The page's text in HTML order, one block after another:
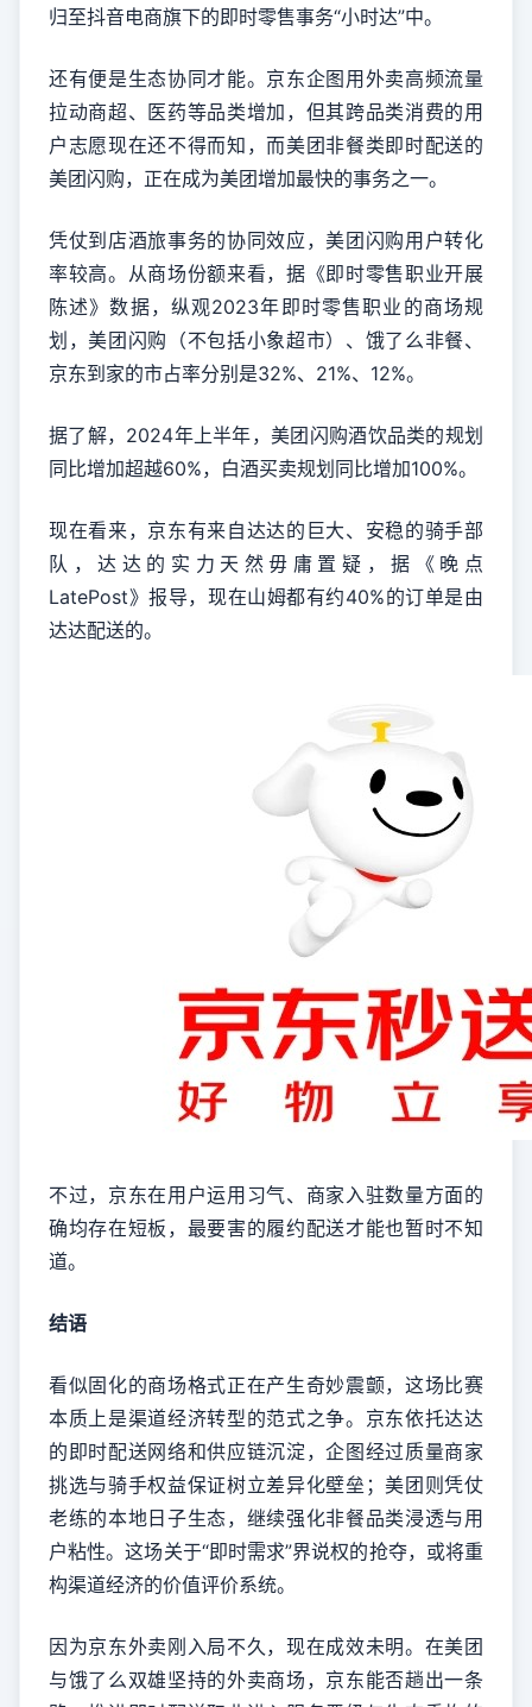
归至抖音电商旗下的即时零售事务“小时达”中。
还有便是生态协同才能。京东企图用外卖高频流量
拉动商超、医药等品类增加，但其跨品类消费的用
户志愿现在还不得而知，而美团非餐类即时配送的
美团闪购，正在成为美团增加最快的事务之一。
凭仗到店酒旅事务的协同效应，美团闪购用户转化
率较高。从商场份额来看，据《即时零售职业开展
陈述》数据，纵观2023年即时零售职业的商场规
划，美团闪购（不包括小象超市）、饿了么非餐、
京东到家的市占率分别是32%、21%、12%。
据了解，2024年上半年，美团闪购酒饮品类的规划
同比增加超越60%，白酒买卖规划同比增加100%。
现在看来，京东有来自达达的巨大、安稳的骑手部
队，达达的实力天然毋庸置疑，据《晚点
LatePost》报导，现在山姆都有约40%的订单是由
达达配送的。
不过，京东在用户运用习气、商家入驻数量方面的
确均存在短板，最要害的履约配送才能也暂时不知
道。
结语
看似固化的商场格式正在产生奇妙震颤，这场比赛
本质上是渠道经济转型的范式之争。京东依托达达
的即时配送网络和供应链沉淀，企图经过质量商家
挑选与骑手权益保证树立差异化壁垒；美团则凭仗
老练的本地日子生态，继续强化非餐品类浸透与用
户粘性。这场关于“即时需求”界说权的抢夺，或将重
构渠道经济的价值评价系统。
因为京东外卖刚入局不久，现在成效未明。在美团
与饿了么双雄坚持的外卖商场，京东能否趟出一条